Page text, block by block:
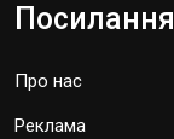
Посилання
Про нас
Реклама